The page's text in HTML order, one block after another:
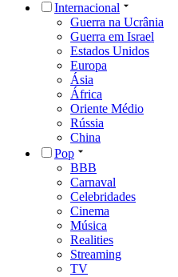
Internacional
Guerra na Ucrânia
Guerra em Israel
Estados Unidos
Europa
Ásia
África
Oriente Médio
Rússia
China
Pop
BBB
Carnaval
Celebridades
Cinema
Música
Realities
Streaming
TV